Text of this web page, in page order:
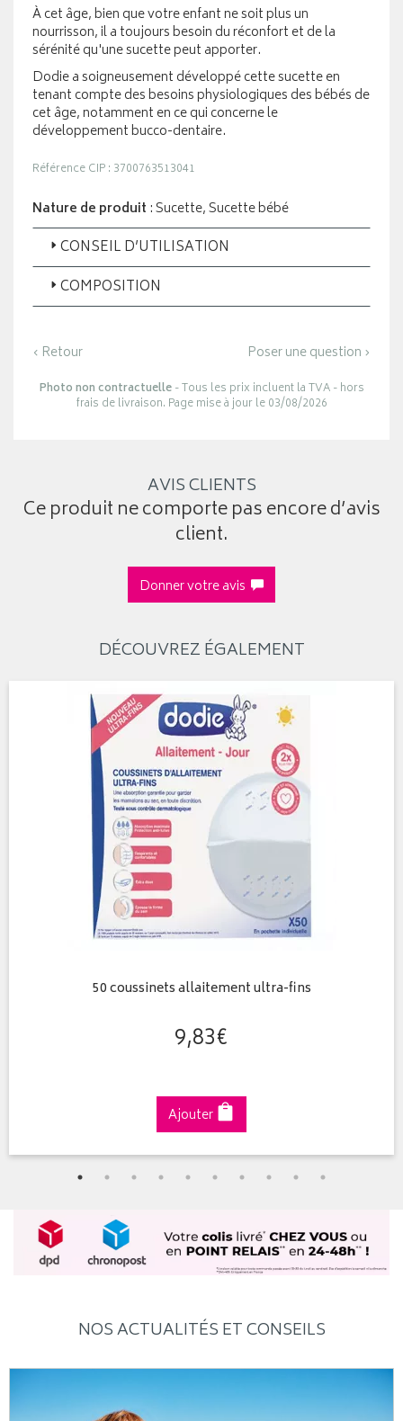
À cet âge, bien que votre enfant ne soit plus un
nourrisson, il a toujours besoin du réconfort et de la
sérénité qu'une sucette peut apporter.
Dodie a soigneusement développé cette sucette en
tenant compte des besoins physiologiques des bébés de
cet âge, notamment en ce qui concerne le
développement bucco-dentaire.
Référence CIP : 3700763513041
Nature de produit : Sucette, Sucette bébé
CONSEIL D’UTILISATION
COMPOSITION
‹ Retour Poser une question ›
Photo non contractuelle- Tous les prix incluent la TVA - hors
frais de livraison. Page mise à jour le 03/08/2026
AVIS CLIENTS
Ce produit ne comporte pas encore d’avis
client.
Donner votre avis
DÉCOUVREZ ÉGALEMENT
50 coussinets allaitement ultra-fins
9,83€
Ajouter
NOS ACTUALITÉS ET CONSEILS